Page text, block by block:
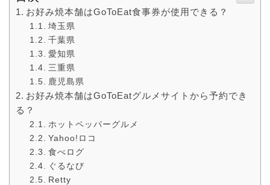
お好み焼本舗はGoToEat食事券が使用できる？
埼玉県
千葉県
愛知県
三重県
鹿児島県
お好み焼本舗はGoToEatグルメサイトから予約でき
る？
ホットペッパーグルメ
Yahoo!ロコ
食べログ
ぐるなび
Retty